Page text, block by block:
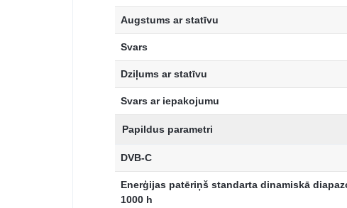
Augstums ar statīvu
Svars
Dziļums ar statīvu
Svars ar iepakojumu
Papildus parametri
DVB-C
Enerģijas patēriņš standarta dinamiskā
1000 h